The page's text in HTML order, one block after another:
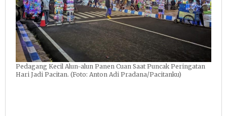
Pedagang Kecil Alun-alun Panen Cuan Saat Puncak Peringatan
Hari Jadi Pacitan. (Foto: Anton Adi Pradana/Pacitanku)